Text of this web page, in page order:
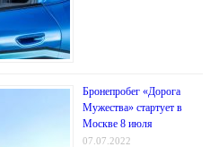
Бронепробег «Дорога
Мужества» стартует в
Москве 8 июля
07.07.2022